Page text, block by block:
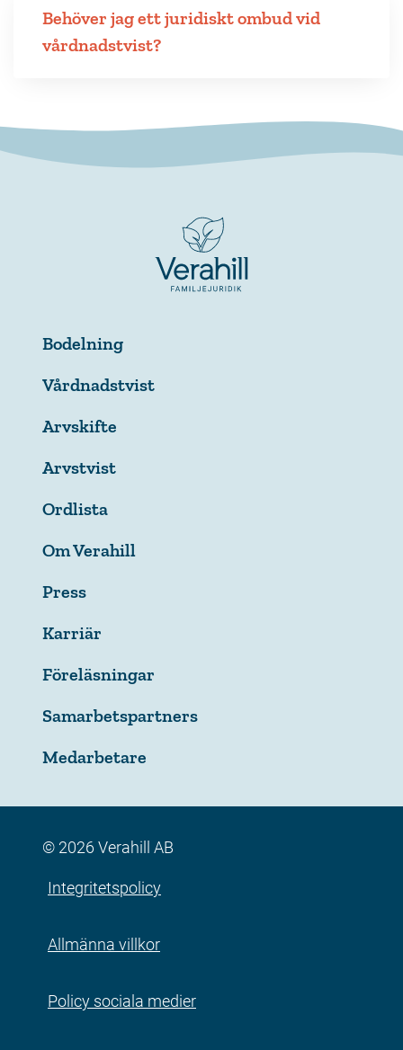
Behöver jag ett juridiskt ombud vid
vårdnadstvist?
Bodelning
Vårdnadstvist
Arvskifte
Arvstvist
Ordlista
Om Verahill
Press
Karriär
Föreläsningar
Samarbetspartners
Medarbetare
© 2026 Verahill AB
Integritetspolicy
Allmänna villkor
Policy sociala medier